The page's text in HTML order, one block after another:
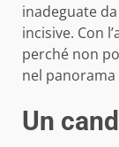
inadeguate
incisive. Con
perché non
nel
Un